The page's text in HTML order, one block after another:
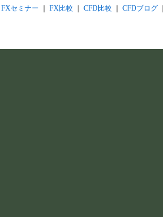
FXセミナー FX比較 CFD比較 CFDブログ